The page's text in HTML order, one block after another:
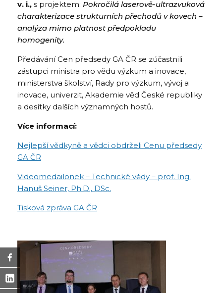
v. i., s projektem: Pokročilá laserově-ultrazvuková
charakterizace strukturních přechodů v kovech –
analýza mimo platnost předpokladu
homogenity.
Předávání Cen předsedy GA ČR se zúčastnili
zástupci ministra pro vědu výzkum a inovace,
ministerstva školství, Rady pro výzkum, vývoj a
inovace, univerzit, Akademie věd České republiky
a desítky dalších významných hostů.
Více informací:
Nejlepší vědkyně a vědci obdrželi Cenu předsedy
GA ČR
Videomedailonek – Technické vědy – prof. Ing.
Hanuš Seiner, Ph.D., DSc.
Tisková zpráva GA ČR